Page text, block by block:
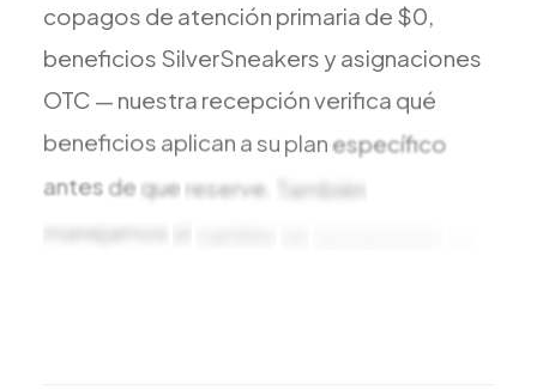
Migraña
Neuropatía Periférica
Vértigo y Mareo
Todas las Condiciones
copagos de atención primaria de $0,
beneficios SilverSneakers yasignaciones
OTC — nuestra recepciónverifica qué
beneficios aplican asu planespecífico
antesdeque reserve.
También
manejamos